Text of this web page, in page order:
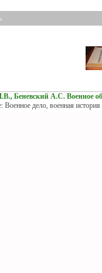
Беневский А.С. Военное
Военное дело, военная история